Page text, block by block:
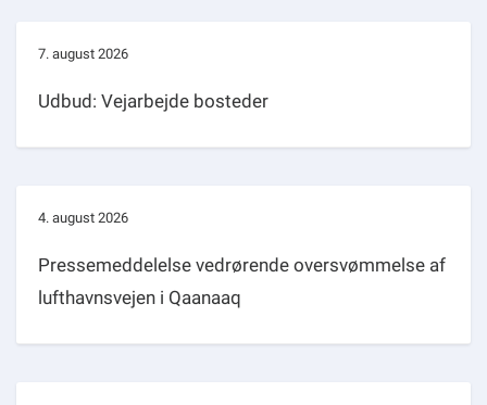
7. august 2026
Udbud: Vejarbejde bosteder
4. august 2026
Pressemeddelelse vedrørende oversvømmelse af
lufthavnsvejen i Qaanaaq